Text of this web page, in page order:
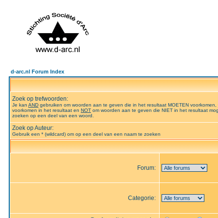
d-arc.nl Forum Index
Zoek op trefwoorden:
Je kan AND gebruiken om woorden aan te geven die in het resultaat MOETEN voorkomen,
voorkomen in het resultaat en NOT om woorden aan te geven die NIET in het resultaat
zoeken op een deel van een woord.
Zoek op Auteur:
Gebruik een * (wildcard) om op een deel van een naam te zoeken
Forum:
Categorie: